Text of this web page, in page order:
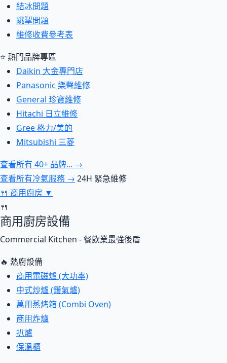
結冰問題
跳掣問題
維修收費參考表
⭐ 熱門品牌專區
Daikin 大金專門店
Panasonic 樂聲維修
General 珍寶維修
Hitachi 日立維修
Gree 格力/美的
Mitsubishi 三菱
查看所有 40+ 品牌... →
查看所有冷氣服務 → 24H 緊急維修
🍴 商用廚房 ▼
🍴
商用廚房設備
Commercial Kitchen - 餐飲業最強後盾
🔥 熱廚設備
商用電磁爐 (大功率)
中式炒爐 (鑊氣爐)
萬用蒸烤箱 (Combi Oven)
商用炸爐
扒爐
保溫櫃